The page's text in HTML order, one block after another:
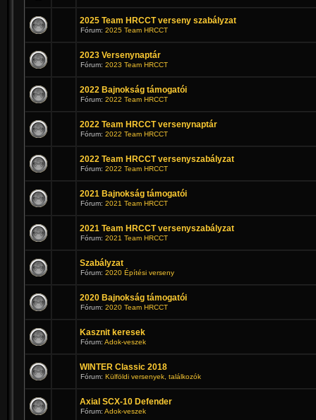
2025 Team HRCCT verseny szabályzat
Fórum: 2025 Team HRCCT
2023 Versenynaptár
Fórum: 2023 Team HRCCT
2022 Bajnokság támogatói
Fórum: 2022 Team HRCCT
2022 Team HRCCT versenynaptár
Fórum: 2022 Team HRCCT
2022 Team HRCCT versenyszabályzat
Fórum: 2022 Team HRCCT
2021 Bajnokság támogatói
Fórum: 2021 Team HRCCT
2021 Team HRCCT versenyszabályzat
Fórum: 2021 Team HRCCT
Szabályzat
Fórum: 2020 Építési verseny
2020 Bajnokság támogatói
Fórum: 2020 Team HRCCT
Kasznit keresek
Fórum: Adok-veszek
WINTER Classic 2018
Fórum: Külföldi versenyek, találkozók
Axial SCX-10 Defender
Fórum: Adok-veszek